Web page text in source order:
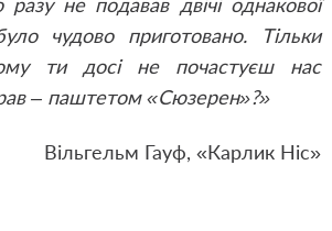
чудово приготовано. Тільки
ти досі не почастуєш нас
– паштетом «Сюзерен»?»
Вільгельм Гауф, «Карлик Ніс»